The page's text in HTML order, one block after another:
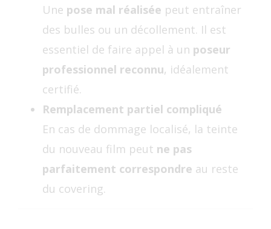
Une pose mal réalisée peut entraîner
des bulles ou un décollement. Il est
essentiel de faire appel à un poseur
professionnel reconnu, idéalement
certifié.
Remplacement partiel compliqué
En cas de dommage localisé, la teinte
du nouveau film peut ne pas
parfaitement correspondre au reste
du covering.